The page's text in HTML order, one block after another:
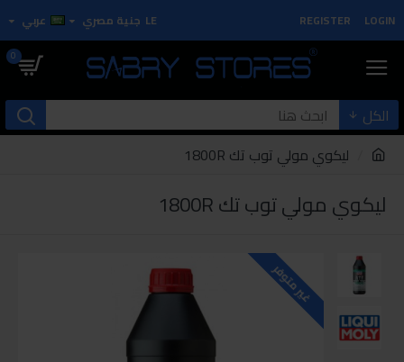
LOGIN
REGISTER
LE جنية مصري عربي
0
الكل
ليكوي مولي توب تك 1800R
ليكوي مولي توب تك 1800R
غير متوفر